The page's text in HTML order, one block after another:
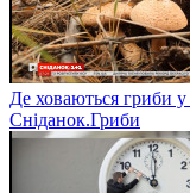
Де ховаються гриби
Сніданок.Гриби